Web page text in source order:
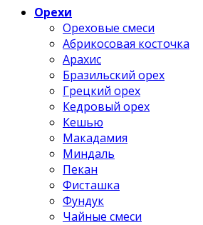
Орехи
Ореховые смеси
Абрикосовая косточка
Арахис
Бразильский орех
Грецкий орех
Кедровый орех
Кешью
Макадамия
Миндаль
Пекан
Фисташка
Фундук
Чайные смеси